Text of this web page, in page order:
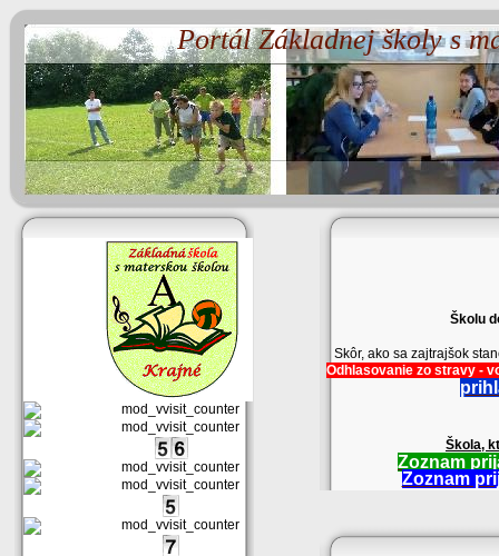
Portál Základnej školy s
Školu
Skôr, ako sa zajtrajšok
Odhlasovanie zo stravy -
Škola,
Zoznam
Zoznam